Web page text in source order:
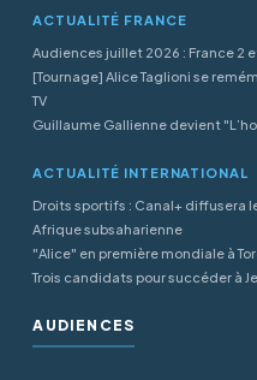
ACTUALITÉ FRANCE
Audiences juillet 2026 : France 2
[Tournage] Alice Taglioni se
TV
Guillaume Gallienne devient
ACTUALITÉ INTERNATIONAL
Droits sportifs : Canal+ diffusera
Afrique subsaharienne
"Alice" en première mondiale à
Trois candidats pour succéder à
AUDIENCES